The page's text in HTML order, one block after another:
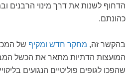
הדחוף לשנות את דרך מינוי הרבנים
כהונתם.
בהקשר זה, מחקר חדש ומקיף של
המועצות הדתיות מתאר את הכשל
שהפכו לגופים פוליטיים הנגועים